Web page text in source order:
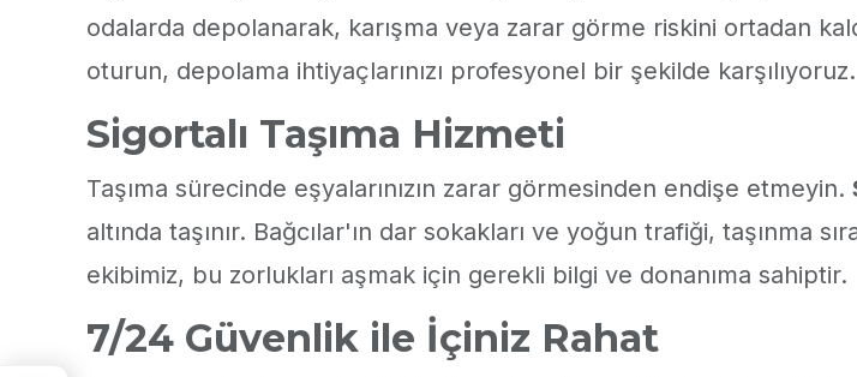
odalarda depolanarak, karışma veya zarar görme riskini ortadan
oturun, depolama ihtiyaçlarınızı profesyonel bir şekilde karşılıyoruz.
Sigortalı Taşıma Hizmeti
Taşıma sürecinde eşyalarınızın zarar görmesinden endişe etmeyin.
altında taşınır. Bağcılar'ın dar sokakları ve yoğun trafiği, taşınma
ekibimiz, bu zorlukları aşmak için gerekli bilgi ve donanıma sahiptir.
7/24 Güvenlik ile İçiniz Rahat